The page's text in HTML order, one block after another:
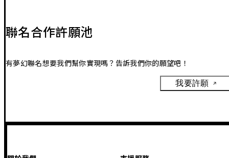
聯名合作許願池
有夢幻聯名想要我們幫你實現嗎？告訴我們你的願望吧！
我要許願